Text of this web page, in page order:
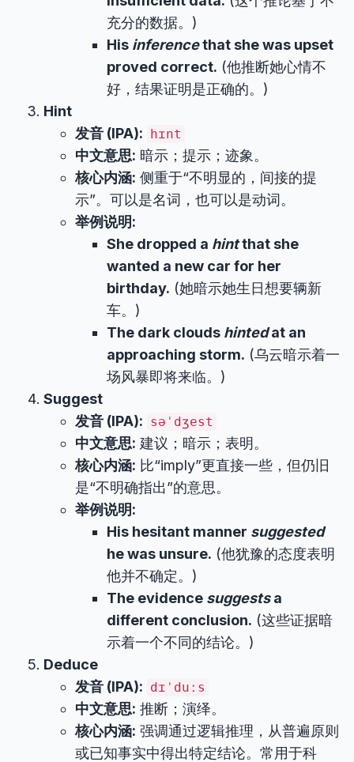
充分的数据。)
His inferencethat she was upset
proved correct. (他推断她心情不
好，结果证明是正确的。)
Hint
发音 (IPA): hɪnt
中文意思: 暗示；提示；迹象。
核心内涵: 侧重于“不明显的，间接的提
示”。可以是名词，也可以是动词。
举例说明:
She dropped a hintthat she
wanted a new car for her
birthday. (她暗示她生日想要辆新
车。)
The dark clouds hintedat an
approaching storm. (乌云暗示着一
场风暴即将来临。)
Suggest
发音 (IPA): səˈdʒest
中文意思: 建议；暗示；表明。
核心内涵: 比“imply”更直接一些，但仍旧
是“不明确指出”的意思。
举例说明:
His hesitant manner suggested
he was unsure. (他犹豫的态度表明
他并不确定。)
The evidence suggestsa
different conclusion. (这些证据暗
示着一个不同的结论。)
Deduce
发音 (IPA): dɪˈduːs
中文意思: 推断；演绎。
核心内涵: 强调通过逻辑推理，从普遍原则
或已知事实中得出特定结论。常用于科